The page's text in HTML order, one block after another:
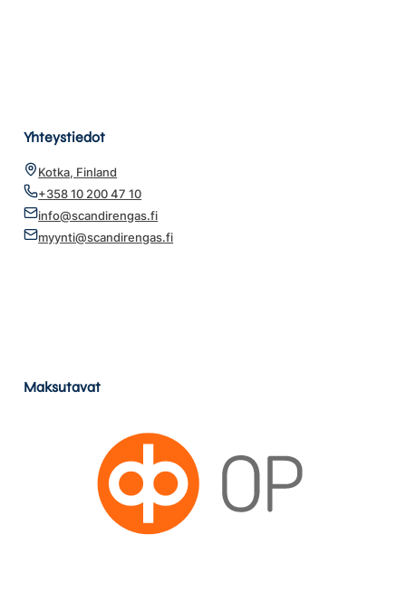
Yhteystiedot
Kotka, Finland
+358 10 200 47 10
info@scandirengas.fi
myynti@scandirengas.fi
Maksutavat